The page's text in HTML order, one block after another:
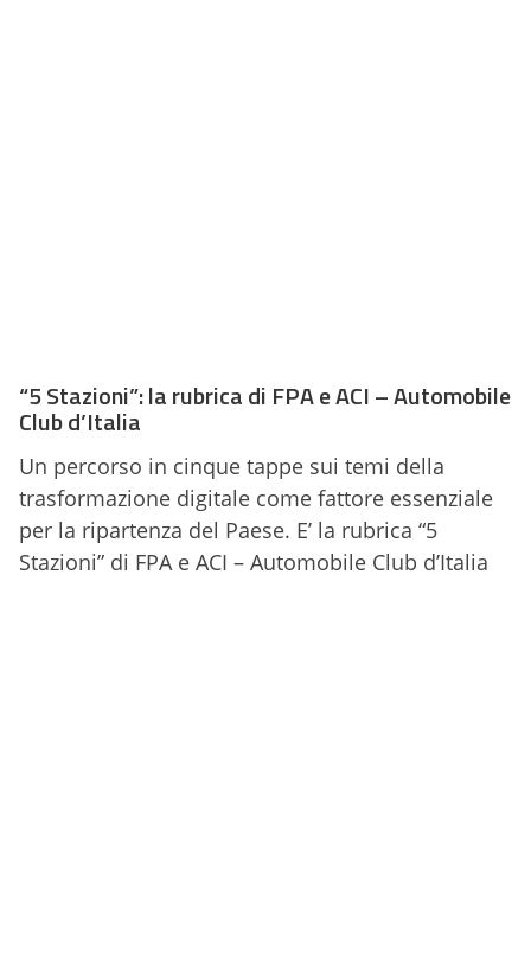
“5 Stazioni”: la rubrica di FPA e ACI – Automobile
Club d’Italia
Un percorso in cinque tappe sui temi della
trasformazione digitale come fattore essenziale
per la ripartenza del Paese. E’ la rubrica “5
Stazioni” di FPA e ACI – Automobile Club d’Italia